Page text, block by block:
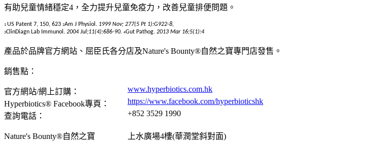
有助兒童情緒穩定4，全力提升兒童免疫力，改善兒童排便問題。
1 US Patent 7, 150, 623 2Am J Physiol. 1999 Nov; 277(5 Pt 1):G922-8,
3ClinDiagn Lab Immunol. 2004 Jul;11(4):686-90. 4Gut Pathog. 2013 Mar 16;5(1):4
產品於品牌官方網站、屈臣氏各分店及Nature's Bounty®自然之寶專門店發售。
銷售點：
官方網站/網上訂購：
www.hyperbiotics.com.hk
Hyperbiotics® Facebook專頁：
https://www.facebook.com/hyperbioticshk
查詢電話：
+852 3529 1990
Nature's Bounty®自然之寶 上水廣場4樓(華潤堂斜對面)